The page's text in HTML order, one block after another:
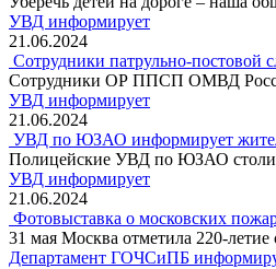
УВД информирует
21.06.2024
Сотрудники патрульно-постовой
Сотрудники ОР ППСП ОМВД России
УВД информирует
21.06.2024
УВД по ЮЗАО информирует
Полицейские УВД по ЮЗАО
УВД информирует
21.06.2024
Фотовыставка о московских
31 мая Москва отметила 220-
Департамент ГОЧСиПБ